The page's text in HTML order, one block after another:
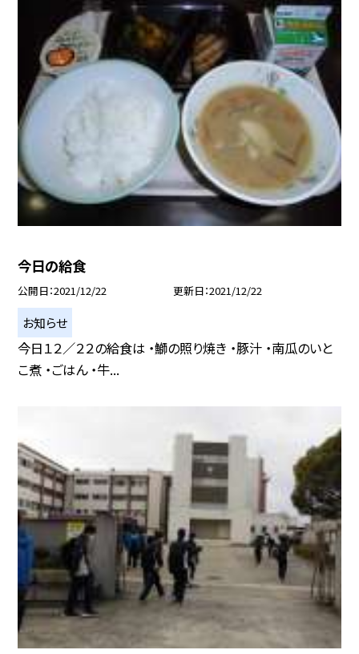
今日の給食
公開日 2021/12/22 更新日 2021/12/22
お知らせ
今日１２／２２の給食は ・鰤の照り焼き ・豚汁 ・南瓜のいと
こ煮 ・ごはん ・牛...